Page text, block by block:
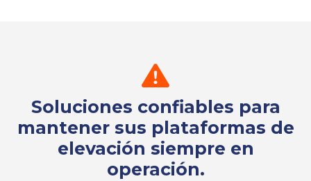
Soluciones confiables para
mantener sus plataformas de
elevación siempre en
operación.